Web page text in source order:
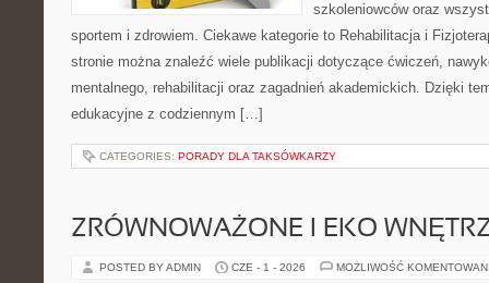
szkoleniowców oraz
sportem i zdrowiem. Ciekawe kategorie to Rehabilitacja i
stronie można znaleźć wiele publikacji dotyczące ćwiczeń,
mentalnego, rehabilitacji oraz zagadnień akademickich. Dzięki
edukacyjne z codziennym […]
CATEGORIES: PORADY DLA TAKSÓWKARZY
ZRÓWNOWAŻONE I EKO
POSTED BY ADMIN CZE - 1 - 2026 MOŻLIWOŚĆ